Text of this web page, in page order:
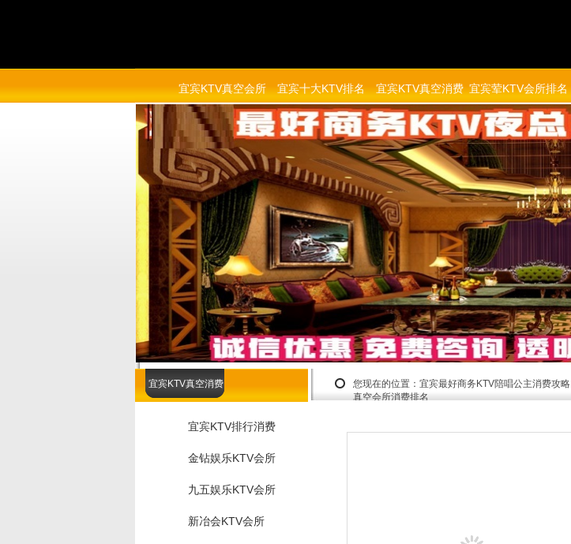
宜宾KTV真空会所 宜宾十大KTV排名 宜宾KTV真空消费 宜宾荤KTV会所排名
您现在的位置： 宜宾最好商务KTV陪唱公主消费攻略
真空会所消费排名
宜宾KTV真空消费
宜宾KTV排行消费
金钻娱乐KTV会所
九五娱乐KTV会所
新冶会KTV会所